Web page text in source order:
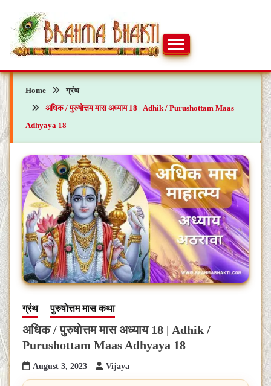
content
ब्रह्मभक्ती
Home
ग्रंथ
अधिक / पुरुषोत्तम मास अध्याय 18 | Adhik / Purushottam Maas
Adhyaya 18
ग्रंथ पुरुषोत्तम मास कथा
अधिक / पुरुषोत्तम मास अध्याय 18 | Adhik /
Purushottam Maas Adhyaya 18
August 3, 2023 Vijaya